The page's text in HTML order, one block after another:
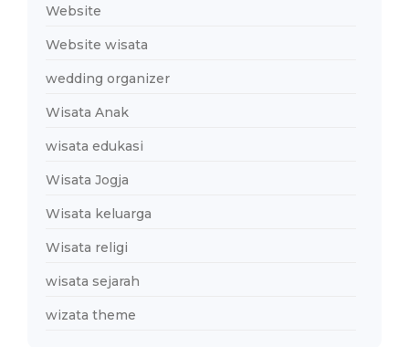
Website
Website wisata
wedding organizer
Wisata Anak
wisata edukasi
Wisata Jogja
Wisata keluarga
Wisata religi
wisata sejarah
wizata theme